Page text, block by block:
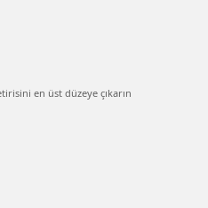
en üst düzeye çıkarın